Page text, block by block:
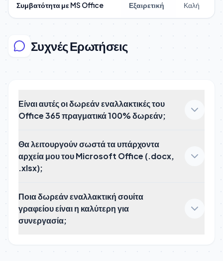
Συμβατότητα με MS Office Εξαιρετική Καλή
Συχνές Ερωτήσεις
Είναι αυτές οι δωρεάν εναλλακτικές του
Office 365 πραγματικά 100% δωρεάν;
Θα λειτουργούν σωστά τα υπάρχοντα
αρχεία μου του Microsoft Office (.docx,
.xlsx);
Ποια δωρεάν εναλλακτική σουίτα
γραφείου είναι η καλύτερη για
συνεργασία;